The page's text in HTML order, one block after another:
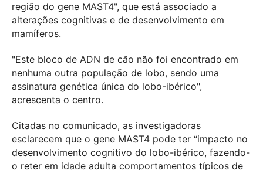
região do gene MAST4", que está associado a
alterações cognitivas e de desenvolvimento em
mamíferos.
"Este bloco de ADN de cão não foi encontrado em
nenhuma outra população de lobo, sendo uma
assinatura genética única do lobo-ibérico",
acrescenta o centro.
Citadas no comunicado, as investigadoras
esclarecem que o gene MAST4 pode ter “impacto no
desenvolvimento cognitivo do lobo-ibérico, fazendo-
o reter em idade adulta comportamentos típicos de